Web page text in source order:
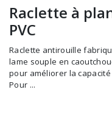
Autres accessoires
Bouteilles et
Brosses et manches
Thermomètre
Raclette à
PVC
Raclette antirouille fabriquée d'une seule pièce en aluminium. La
lame souple en
pour améliorer la
Pour ...